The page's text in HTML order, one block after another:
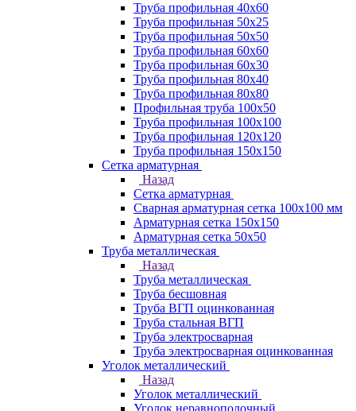
Труба профильная 40х60
Труба профильная 50х25
Труба профильная 50х50
Труба профильная 60x60
Труба профильная 60х30
Труба профильная 80х40
Труба профильная 80х80
Профильная труба 100х50
Труба профильная 100х100
Труба профильная 120х120
Труба профильная 150х150
Сетка арматурная
Назад
Сетка арматурная
Сварная арматурная сетка 100х100 мм
Арматурная сетка 150х150
Арматурная сетка 50х50
Труба металлическая
Назад
Труба металлическая
Труба бесшовная
Труба ВГП оцинкованная
Труба стальная ВГП
Труба электросварная
Труба электросварная оцинкованная
Уголок металлический
Назад
Уголок металлический
Уголок неравнополочный